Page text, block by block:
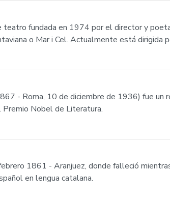
teatro fundada en 1974 por el director y
o Mar i Cel. Actualmente está dirigida
- Roma, 10 de diciembre de 1936) fue un
Nobel de Literatura.
1861 - Aranjuez, donde falleció
en lengua catalana.